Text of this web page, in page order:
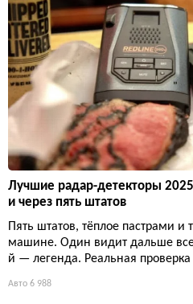
Лучшие радар-детекторы
и через пять штатов
Пять штатов, тёплое пастрами и
машине. Один видит дальше
й — легенда. Реальная
Авто 6 988